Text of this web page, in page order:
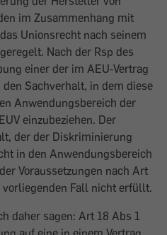
im Zusammenhang mit
Unionsrecht nach seinem
Nach der Rsp des
einer der im AEU‑Vertrag
Sachverhalt, in dem diese
Anwendungsbereich der
einzubeziehen. Der
der der Diskriminierung
in den Anwendungsbereich
Voraussetzungen nach Art
Fall nicht erfüllt.
daher sagen: Art 18 Abs 1